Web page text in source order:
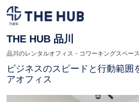
TOPページ
THE HUB 品川
品川のレンタルオフィス・コワーキングスペー
ビジネスのスピードと行動範囲
アオフィス